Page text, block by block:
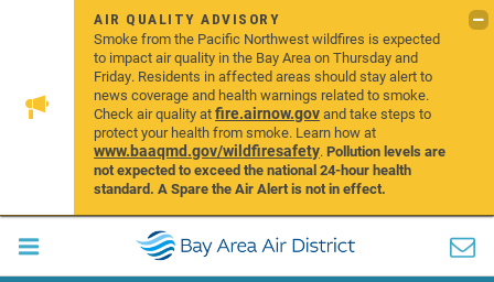
AIR QUALITY ADVISORY
Smoke from the Pacific Northwest wildfires is expected
to impact air quality in the Bay Area on Thursday and
Friday. Residents in affected areas should stay alert to
news coverage and health warnings related to smoke.
Check air quality atfire.airnow.govand take steps to
protect your health from smoke. Learn how at
www.baaqmd.gov/wildfiresafety.Pollution levels are
not expected to exceed the national 24-hour health
standard. A Spare the Air Alert is not in effect.